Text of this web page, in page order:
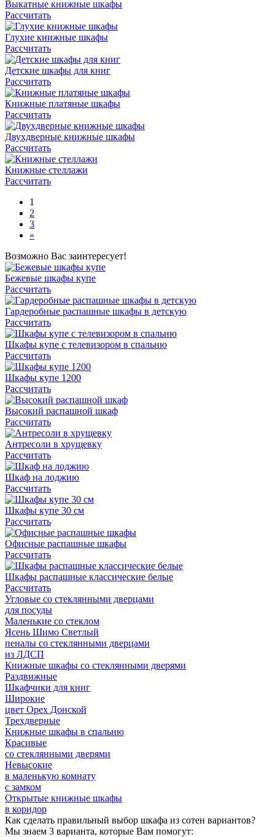
Выкатные книжные шкафы
Рассчитать
Глухие книжные шкафы
Рассчитать
Детские шкафы для книг
Рассчитать
Книжные платяные шкафы
Рассчитать
Двухдверные книжные шкафы
Рассчитать
Книжные стеллажи
Рассчитать
1
2
3
»
Возможно Вас заинтересует!
Бежевые шкафы купе
Рассчитать
Гардеробные распашные шкафы в детскую
Рассчитать
Шкафы купе с телевизором в спальню
Рассчитать
Шкафы купе 1200
Рассчитать
Высокий распашной шкаф
Рассчитать
Антресоли в хрущевку
Рассчитать
Шкаф на лоджию
Рассчитать
Шкафы купе 30 см
Рассчитать
Офисные распашные шкафы
Рассчитать
Шкафы распашные классические белые
Рассчитать
Угловые со стеклянными дверцами
для посуды
Маленькие со стеклом
Ясень Шимо Светлый
пеналы со стеклянными дверцами
из ЛДСП
Книжные шкафы со стеклянными дверями
Раздвижные
Шкафчики для книг
Широкие
цвет Орех Донской
Трехдверные
Книжные шкафы в спальню
Красивые
со стеклянными дверями
Невысокие
в маленькую комнату
с замком
Открытые книжные шкафы
в коридор
Как сделать правильный выбор шкафа из сотен вариантов?
Мы знаем 3 варианта, которые Вам помогут: